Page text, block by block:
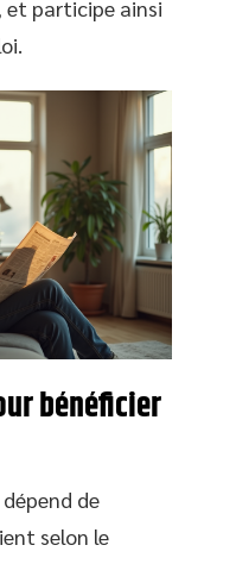
et participe ainsi
bénéficier
dépend de
selon le